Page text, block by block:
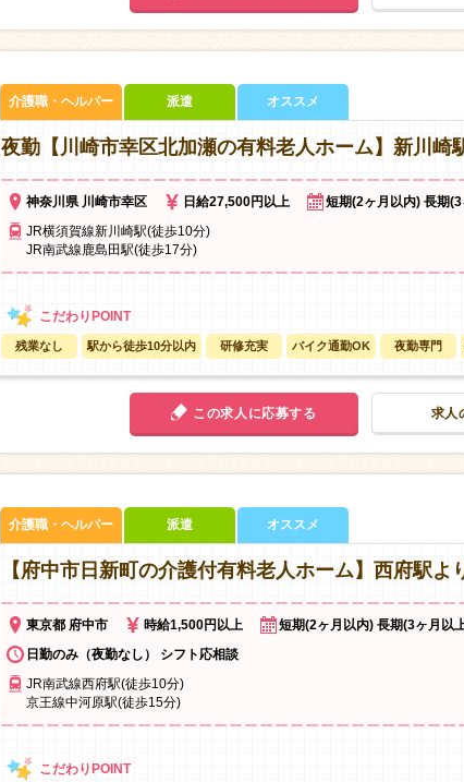
介護職・ヘルパー 派遣 オススメ
夜勤【川崎市幸区北加瀬の有料老人ホーム】新川崎
神奈川県 川崎市幸区 日給27,500円以上 短期(2ヶ月以内) 長期
JR横須賀線新川崎駅(徒歩10分)
JR南武線鹿島田駅(徒歩17分)
残業なし 駅から徒歩10分以内 研修充実 バイク通勤OK 夜勤専門
この求人に応募する 求人
介護職・ヘルパー 派遣 オススメ
【府中市日新町の介護付有料老人ホーム】西府駅よ
東京都 府中市 時給1,500円以上
短期(2ヶ月以内) 長期(3ヶ月以
日勤のみ（夜勤なし） シフト応相談
JR南武線西府駅(徒歩10分)
京王線中河原駅(徒歩15分)